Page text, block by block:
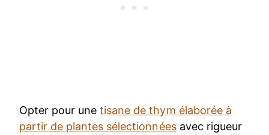
Opter pour unetisane de thym élaborée à
partir de plantes sélectionnéesavec rigueur